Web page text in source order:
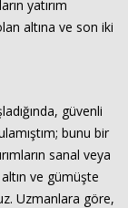
yatırım
altına ve son iki
güvenli
bunu bir
sanal veya
ve gümüşte
Uzmanlara göre,